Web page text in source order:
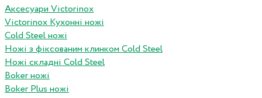
Аксесуари Victorinox
Victorinox Кухонні ножі
Cold Steel ножі
Ножі з фіксованим клинком Cold Steel
Ножі складні Cold Steel
Boker ножі
Boker Plus ножі